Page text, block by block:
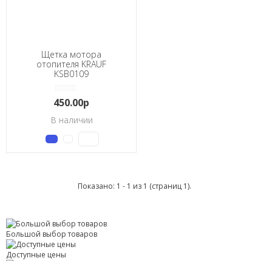
Щетка мотора
отопителя KRAUF
KSB0109
450.00р
В наличии
Показано: 1 - 1 из 1 (страниц 1).
Большой выбор товаров
Доступные цены